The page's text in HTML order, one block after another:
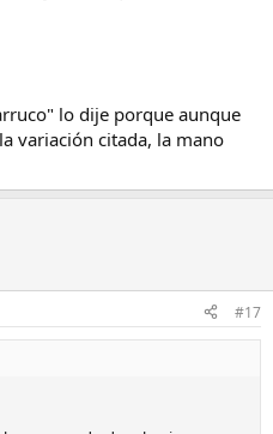
lo dije porque aunque
variación citada, la mano
#17